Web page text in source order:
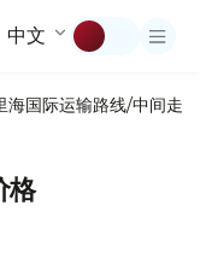
中文
海国际运输路线/中间走廊
格